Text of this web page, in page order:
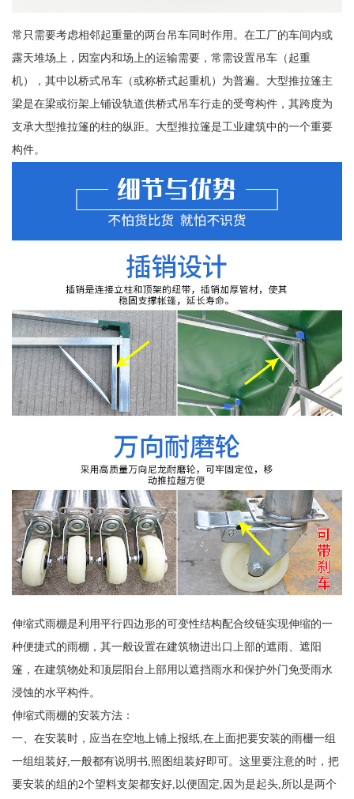
常只需要考虑相邻起重量的两台吊车同时作用。在工厂的车间内或
露天堆场上，因室内和场上的运输需要，常需设置吊车（起重
机），其中以桥式吊车（或称桥式起重机）为普遍。大型推拉篷主
梁是在梁或衍架上铺设轨道供桥式吊车行走的受弯构件，其跨度为
支承大型推拉篷的柱的纵距。大型推拉篷是工业建筑中的一个重要
构件。
伸缩式雨棚是利用平行四边形的可变性结构配合绞链实现伸缩的一
种便捷式的雨棚，其一般设置在建筑物进出口上部的遮雨、遮阳
篷，在建筑物处和顶层阳台上部用以遮挡雨水和保护外门免受雨水
浸蚀的水平构件。
伸缩式雨棚的安装方法：
一、在安装时，应当在空地上铺上报纸,在上面把要安装的雨栅一组
一组组装好,一般都有说明书,照图组装好即可。这里要注意的时，把
要安装的组的2个望料支架都安好,以便固定,因为是起头,所以是两个